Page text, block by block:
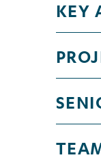
KEY